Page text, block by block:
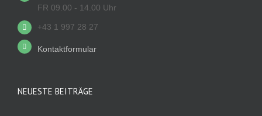
FR 09.00 - 14.00 Uhr
+43 1 997 28 27
Kontaktformular
NEUESTE BEITRÄGE